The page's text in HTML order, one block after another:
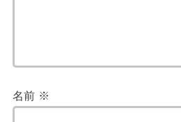
名前 ※